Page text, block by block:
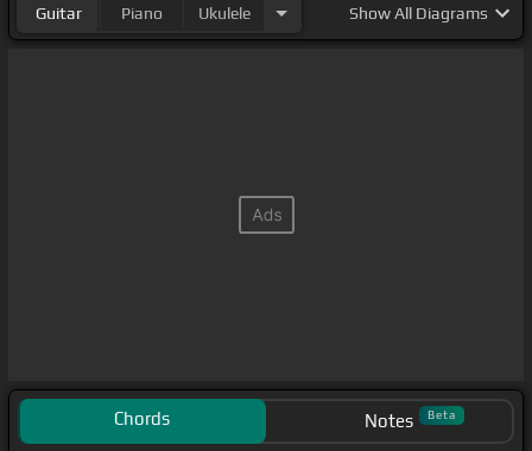
Guitar Piano Ukulele ShowAll Diagrams
Chords Notes Beta